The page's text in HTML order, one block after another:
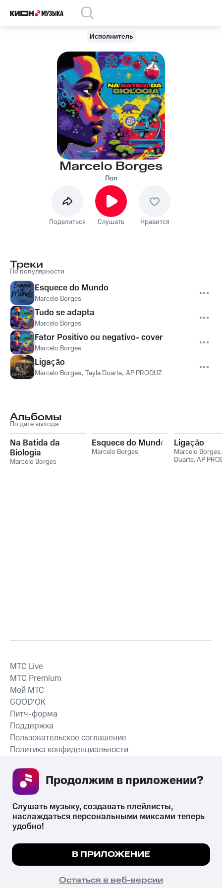
Исполнитель
Marcelo Borges
Поп
Поделиться Слушать Нравится
Треки
По популярности
Esquece do Mundo
Marcelo Borges
Tudo se adapta
Marcelo Borges
Fator Positivo ou negativo- cover
Marcelo Borges
Ligação
Marcelo Borges, Tayla Duarte, AP PRODUZ
Альбомы
По дате выхода
Na Batida da
Biologia
Marcelo Borges
Esquece do Mundo
Marcelo Borges
Ligação
Marcelo Borges
Duarte,AP
СКАЧАТЬ ПРИЛОЖЕНИЕ
MTС Live
MTС Premium
Мой МТС
GOOD’OK
Питч-форма
Поддержка
Пользовательское соглашение
Политика конфиденциальности
психотропных веществ, их аналогов причиняет вред здоровью,
их незаконный оборот запрещён и влечёт установленную
законодательством ответственность.
© 2026 ООО «КИОН».
Все права защищены
Мы используем куки, чтобы на сайте все
Подробнее
ПОНЯТНО
Слушать музыку, создавать плейлисты,
наслаждаться персональными миксами теперь
удобно!
В ПРИЛОЖЕНИЕ
Остаться в веб-версии